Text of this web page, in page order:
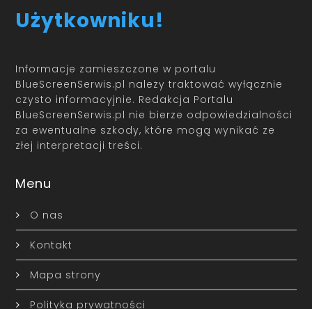
Użytkowniku!
Informacje zamieszczone w portalu
BlueScreenSerwis.pl należy traktować wyłącznie
czysto informacyjnie. Redakcja Portalu
BlueScreenSerwis.pl nie bierze odpowiedzialności
za ewentualne szkody, które mogą wynikać ze
złej interpretacji treści.
Menu
O nas
Kontakt
Mapa strony
Polityka prywatności